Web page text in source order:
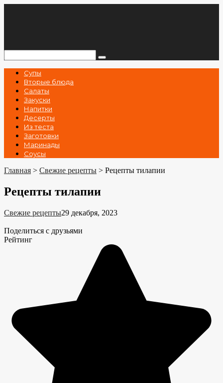
Супы
Вторые блюда
Салаты
Закуски
Напитки
Десерты
Из теста
Заготовки
Маринады
Соусы
Главная > Свежие рецепты > Рецепты тилапии
Рецепты тилапии
Свежие рецепты29 декабря, 2023
Поделиться с друзьями
Рейтинг